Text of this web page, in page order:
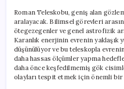
Roman Teleskobu, geniş alan
aralayacak. Bilimsel görevleri
ötegezegenler ve genel astrofizik
Karanlık enerjinin evrenin yaklaşık
düşünülüyor ve bu teleskopla
daha hassas ölçümler yapma
daha önce keşfedilmemiş gök
olayları tespit etmek için önemli bir